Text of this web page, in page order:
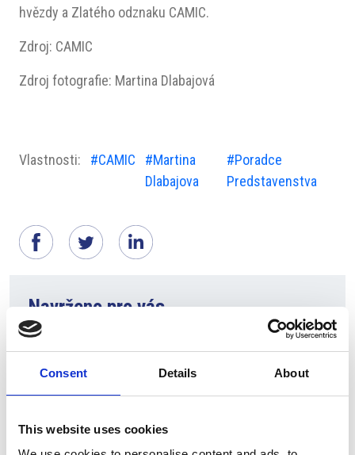
Consent Details About
This website uses cookies
hvězdy a Zlatého odznaku CAMIC.
Zdroj: CAMIC
Zdroj fotografie: Martina Dlabajová
Vlastnosti: #CAMIC
#Martina
Dlabajova
#Poradce
Predstavenstva
Navrženo pro vás